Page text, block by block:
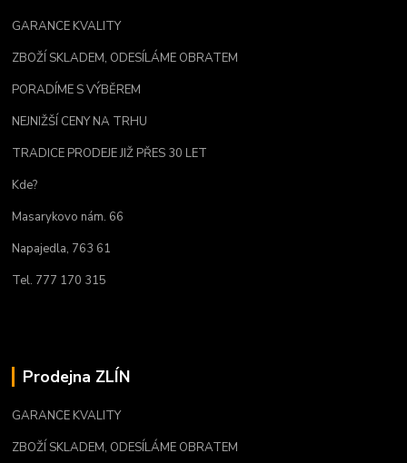
GARANCE KVALITY
ZBOŽÍ SKLADEM, ODESÍLÁME OBRATEM
PORADÍME S VÝBĚREM
NEJNIŽŠÍ CENY NA TRHU
TRADICE PRODEJE JIŽ PŘES 30 LET
Kde?
Masarykovo nám. 66
Napajedla, 763 61
Tel. 777 170 315
Prodejna ZLÍN
GARANCE KVALITY
ZBOŽÍ SKLADEM, ODESÍLÁME OBRATEM